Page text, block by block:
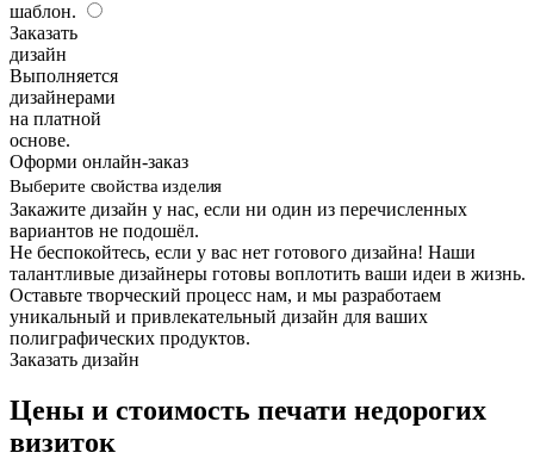
шаблон.
Заказать
дизайн
Выполняется
дизайнерами
на платной
основе.
Оформи онлайн-заказ
Выберите свойства изделия
Закажите дизайн у нас, если ни один из перечисленных
вариантов не подошёл.
Не беспокойтесь, если у вас нет готового дизайна! Наши
талантливые дизайнеры готовы воплотить ваши идеи в жизнь.
Оставьте творческий процесс нам, и мы разработаем
уникальный и привлекательный дизайн для ваших
полиграфических продуктов.
Заказать дизайн
Цены и стоимость печати недорогих
визиток